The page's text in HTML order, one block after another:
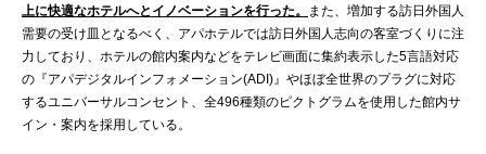
上に快適なホテルへとイノベーションを行った。
また、増加する訪日外国人
需要の受け皿となるべく、アパホテルでは訪日外国人志向の客室づくりに注
力しており、ホテルの館内案内などをテレビ画面に集約表示した5言語対応
の『アパデジタルインフォメーション(ADI)』やほぼ全世界のプラグに対応
するユニバーサルコンセント、全496種類のピクトグラムを使用した館内サ
イン・案内を採用している。